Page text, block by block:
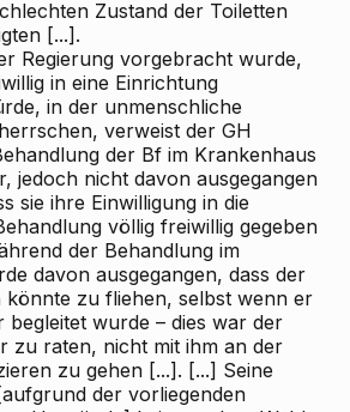
Zustand der Toiletten
[...].
Regierung vorgebracht wurde,
in eine Einrichtung
in der unmenschliche
verweist der GH
der Bf im Krankenhaus
jedoch nicht davon ausgegangen
sie ihre Einwilligung in die
völlig freiwillig gegeben
der Behandlung im
davon ausgegangen, dass der
könnte zu fliehen, selbst wenn er
wurde – dies war der
zu raten, nicht mit ihm an der
zu gehen [...]. [...] Seine
der vorliegenden